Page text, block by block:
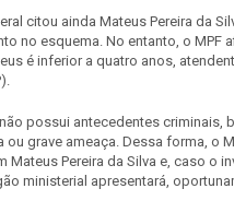
citou ainda Mateus Pereira da
no esquema. No entanto, o MPF
é inferior a quatro anos,
possui antecedentes criminais,
grave ameaça. Dessa forma, o
Mateus Pereira da Silva e, caso o
ministerial apresentará,